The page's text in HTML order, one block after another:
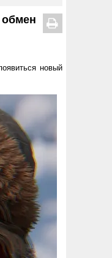
обмен
новый